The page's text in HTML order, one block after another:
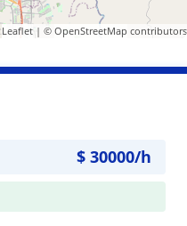
Leaflet| © OpenStreetMap contributors
$ 30000/h